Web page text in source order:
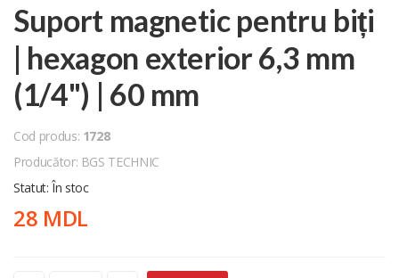
Suport magnetic pentru biți
| hexagon exterior 6,3 mm
(1/4") | 60 mm
Cod produs: 1728
Producător: BGS TECHNIC
Statut: În stoc
28 MDL